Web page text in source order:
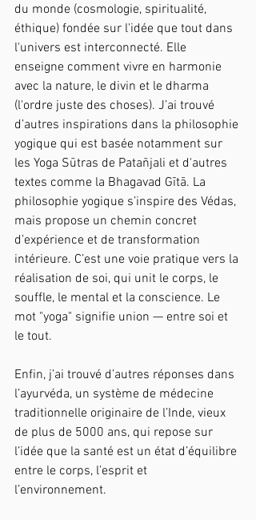
du monde (cosmologie, spiritualité,
éthique) fondée sur l'idée que tout dans
l'univers est interconnecté. Elle
enseigne comment vivre en harmonie
avec la nature, le divin et le dharma
(l'ordre juste des choses). J’ai trouvé
d’autres inspirations dans la philosophie
yogique qui est basée notamment sur
les Yoga Sūtras de Patañjali et d'autres
textes comme la Bhagavad Gītā. La
philosophie yogique s’inspire des Védas,
mais propose un chemin concret
d’expérience et de transformation
intérieure. C’est une voie pratique vers la
réalisation de soi, qui unit le corps, le
souffle, le mental et la conscience. Le
mot "yoga" signifie union — entre soi et
le tout.
Enfin, j’ai trouvé d’autres réponses dans
l’ayurvéda, un système de médecine
traditionnelle originaire de l’Inde, vieux
de plus de 5000 ans, qui repose sur
l’idée que la santé est un état d’équilibre
entre le corps, l’esprit et
l’environnement.